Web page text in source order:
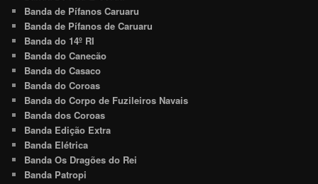
Banda de Pífanos Caruaru
Banda de Pífanos de Caruaru
Banda do 14º RI
Banda do Canecão
Banda do Casaco
Banda do Coroas
Banda do Corpo de Fuzileiros Navais
Banda dos Coroas
Banda Edição Extra
Banda Elétrica
Banda Os Dragões do Rei
Banda Patropi